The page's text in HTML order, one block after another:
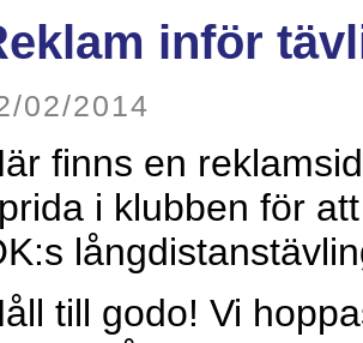
inför
02/2014
finns en
i klubben för
till godo! Vi